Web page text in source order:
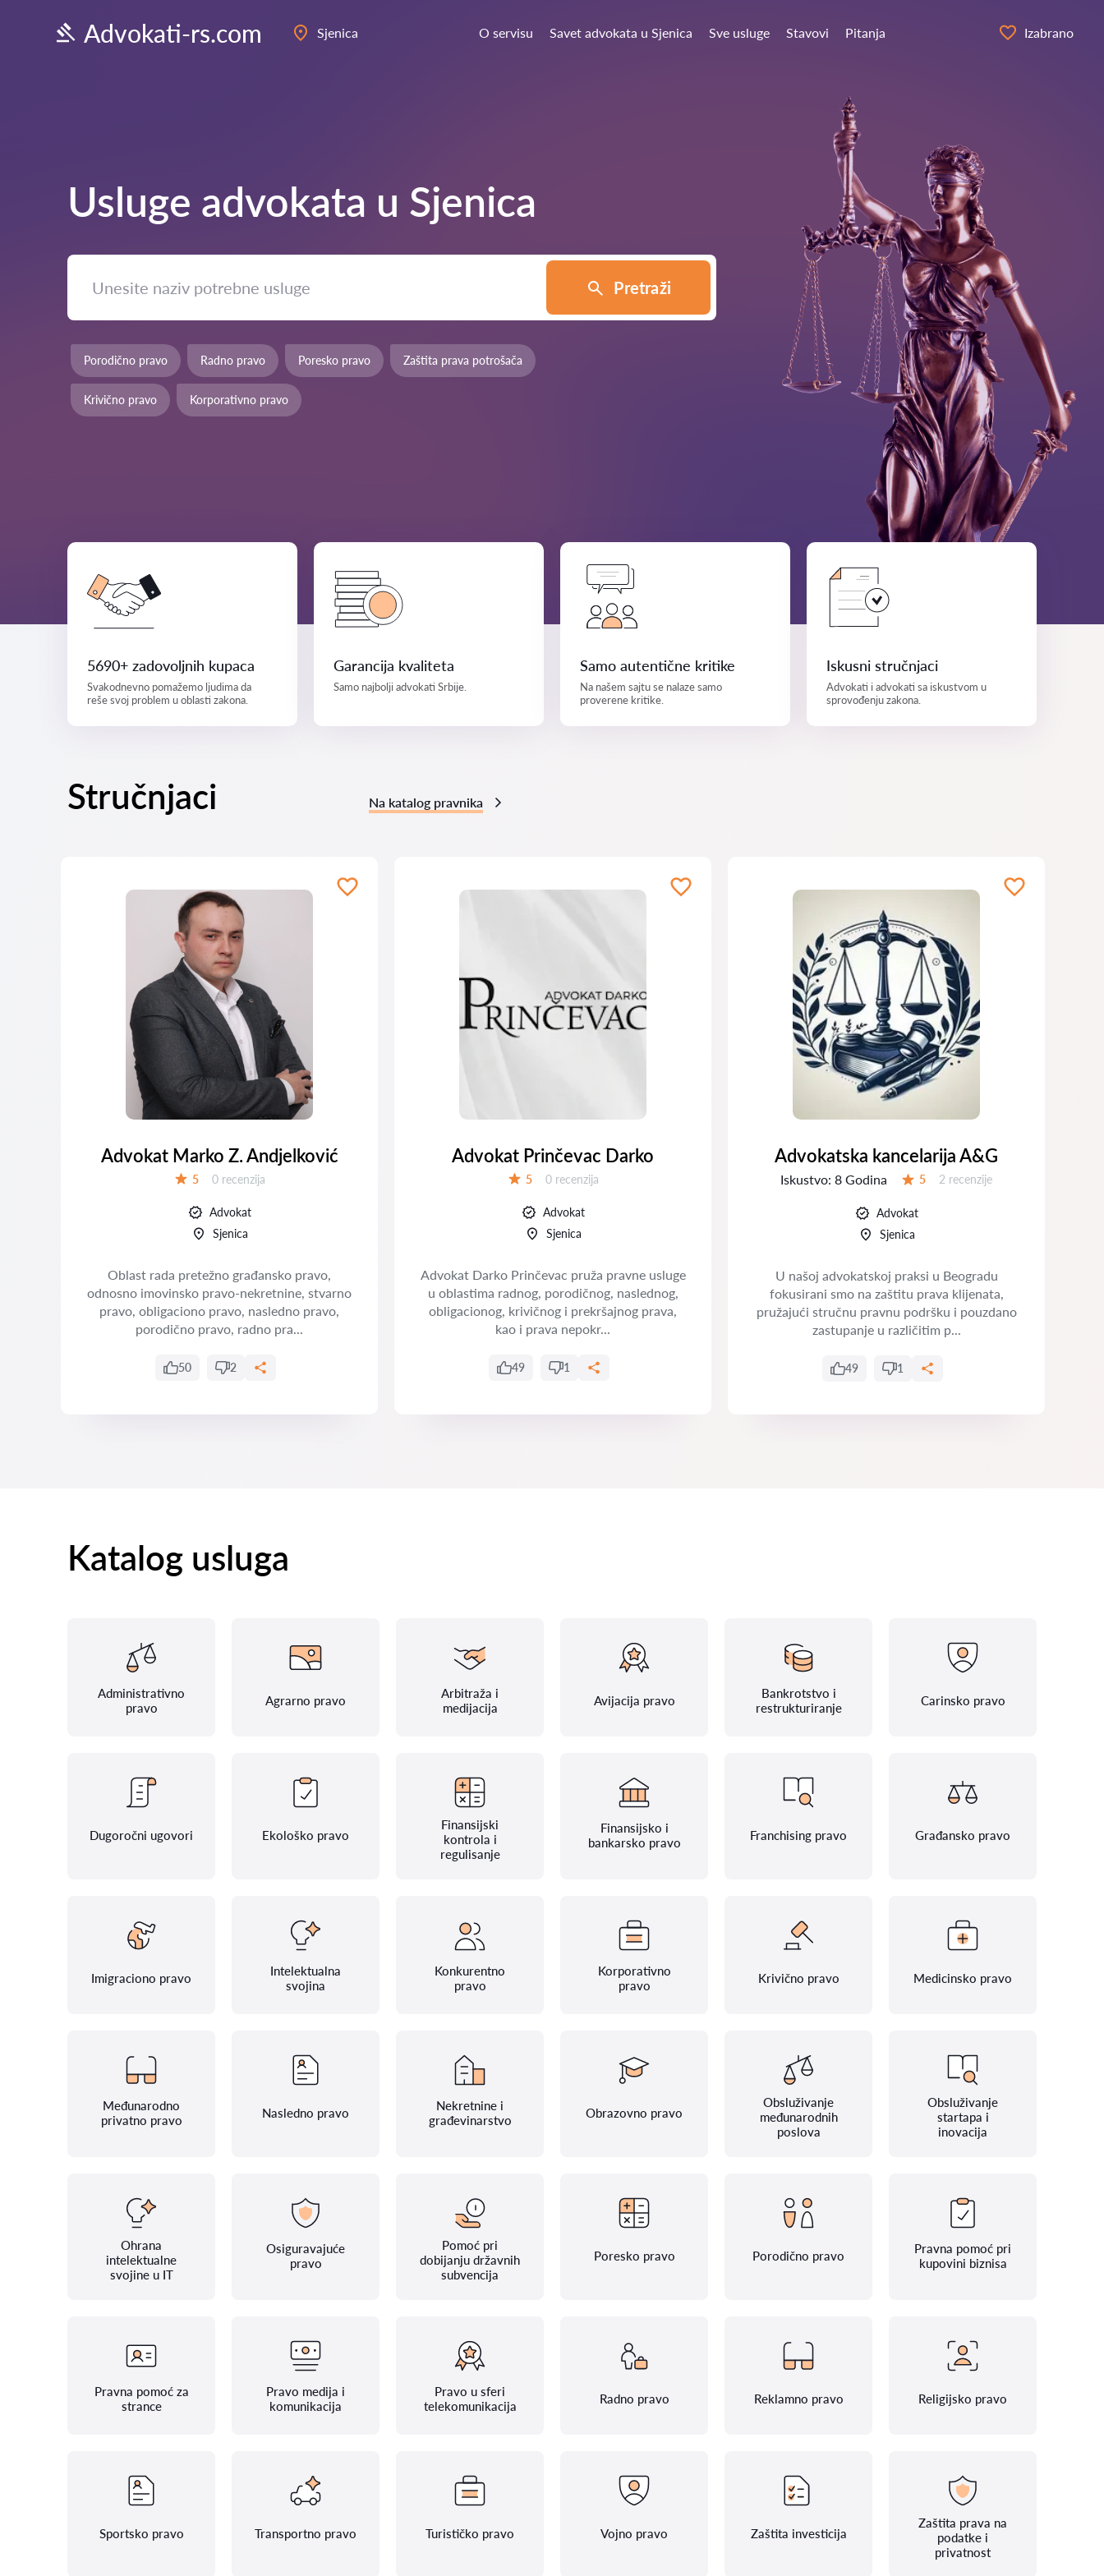
Advokati-rs.com Sjenica O servisu Savet advokata u Sjenica Sve usluge Stavovi Pitanja Izabrano
Usluge advokata u Sjenica
Pretraži
Porodično pravo Radno pravo Poresko pravo Zaštita prava potrošača
Krivično pravo Korporativno pravo
5690+ zadovoljnih kupaca
Svakodnevno pomažemo ljudima da
reše svoj problem u oblasti zakona.
Garancija kvaliteta
Samo najbolji advokati Srbije.
Samo autentične kritike
Na našem sajtu se nalaze samo
proverene kritike.
Iskusni stručnjaci
Advokati i advokati sa iskustvom u
sprovođenju zakona.
Stručnjaci Na katalog pravnika
Advokat Marko Z. Andjelković
5 Recenzija:
0 recenzija
Advokat
Sjenica
Oblast rada pretežno građansko pravo,
odnosno imovinsko pravo-nekretnine, stvarno
pravo, obligaciono pravo, nasledno pravo,
porodično pravo, radno pra...
50 2
Advokat Prinčevac Darko
5 Recenzija:
0 recenzija
Advokat
Sjenica
Advokat Darko Prinčevac pruža pravne usluge
u oblastima radnog, porodičnog, naslednog,
obligacionog, krivičnog i prekršajnog prava,
kao i prava nepokr...
49 1
Advokatska kancelarija A&G
Iskustvo: 8 Godina 5 Recenzija:
2 recenzije
Advokat
Sjenica
U našoj advokatskoj praksi u Beogradu
fokusirani smo na zaštitu prava klijenata,
pružajući stručnu pravnu podršku i pouzdano
zastupanje u različitim p...
49 1
Katalog usluga
Administrativno
pravo
Agrarno pravo
Arbitraža i
medijacija
Avijacija pravo
Bankrotstvo i
restrukturiranje
Carinsko pravo
Dugoročni ugovori Ekološko pravo
Finansijski
kontrola i
regulisanje
Finansijsko i
bankarsko pravo
Franchising pravo Građansko pravo
Imigraciono pravo
Intelektualna
svojina
Konkurentno
pravo
Korporativno
pravo
Krivično pravo Medicinsko pravo
Međunarodno
privatno pravo
Nasledno pravo
Nekretnine i
građevinarstvo
Obrazovno pravo
Obsluživanje
međunarodnih
poslova
Obsluživanje
startapa i
inovacija
Ohrana
intelektualne
svojine u IT
Osiguravajuće
pravo
Pomoć pri
dobijanju državnih
subvencija
Poresko pravo Porodično pravo
Pravna pomoć pri
kupovini biznisa
Pravna pomoć za
strance
Pravo medija i
komunikacija
Pravo u sferi
telekomunikacija
Radno pravo Reklamno pravo Religijsko pravo
Sportsko pravo Transportno pravo Turističko pravo Voјno pravo Zaštita investicija
Zaštita prava na
podatke i
privatnost